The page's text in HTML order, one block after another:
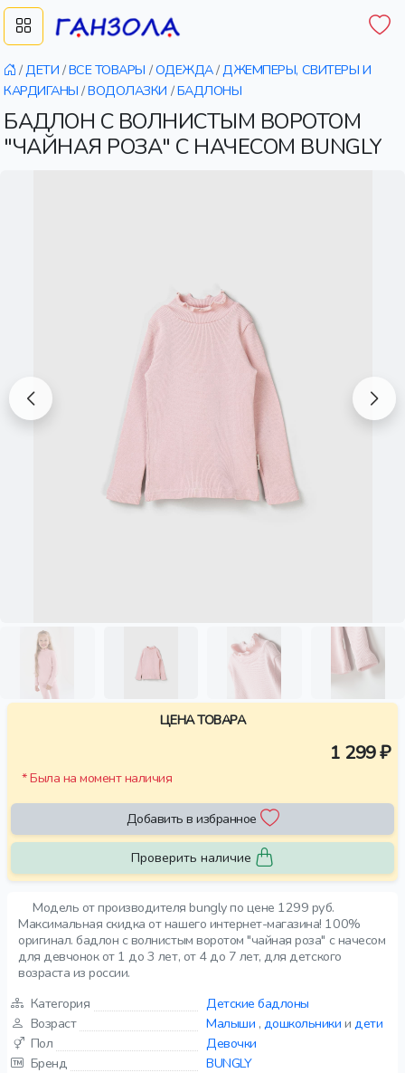
/ДЕТИ /ВСЕ ТОВАРЫ /ОДЕЖДА/ДЖЕМПЕРЫ, СВИТЕРЫ И
КАРДИГАНЫ /ВОДОЛАЗКИ /БАДЛОНЫ
БАДЛОН С ВОЛНИСТЫМ ВОРОТОМ
"ЧАЙНАЯ РОЗА" С НАЧЕСОМ BUNGLY
Модель от производителя bungly по цене 1299 руб.
Максимальная скидка от нашего интернет-магазина! 100%
оригинал. бадлон с волнистым воротом "чайная роза" с начесом
для девчонок от 1 до 3 лет, от 4 до 7 лет, для детского
возраста из россии.
Категория
Детские бадлоны
Возраст
Малыши , дошкольники и дети
Пол
Девочки
Бренд
BUNGLY
ЦЕНА ТОВАРА
1 299 ₽
* Была на момент наличия
Добавить в избранное
Проверить наличие